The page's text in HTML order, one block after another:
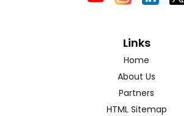
Links
Home
About Us
Partners
HTML Sitemap